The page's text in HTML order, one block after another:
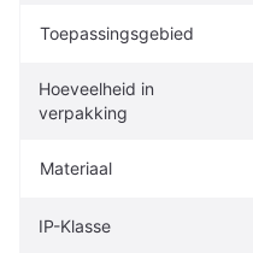
Toepassingsgebied
Hoeveelheid in
verpakking
Materiaal
IP-Klasse